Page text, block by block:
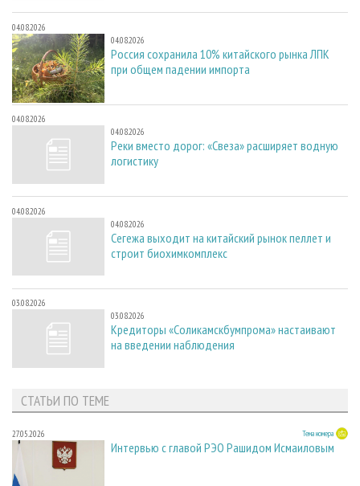
04.08.2026
04.08.2026
Россия сохранила 10% китайского рынка ЛПК
при общем падении импорта
04.08.2026
04.08.2026
Реки вместо дорог: «Свеза» расширяет водную
логистику
04.08.2026
04.08.2026
Сегежа выходит на китайский рынок пеллет и
строит биохимкомплекс
03.08.2026
03.08.2026
Кредиторы «Соликамскбумпрома» настаивают
на введении наблюдения
СТАТЬИ ПО ТЕМЕ
27.05.2026 Тема номера
Интервью с главой РЭО Рашидом Исмаиловым